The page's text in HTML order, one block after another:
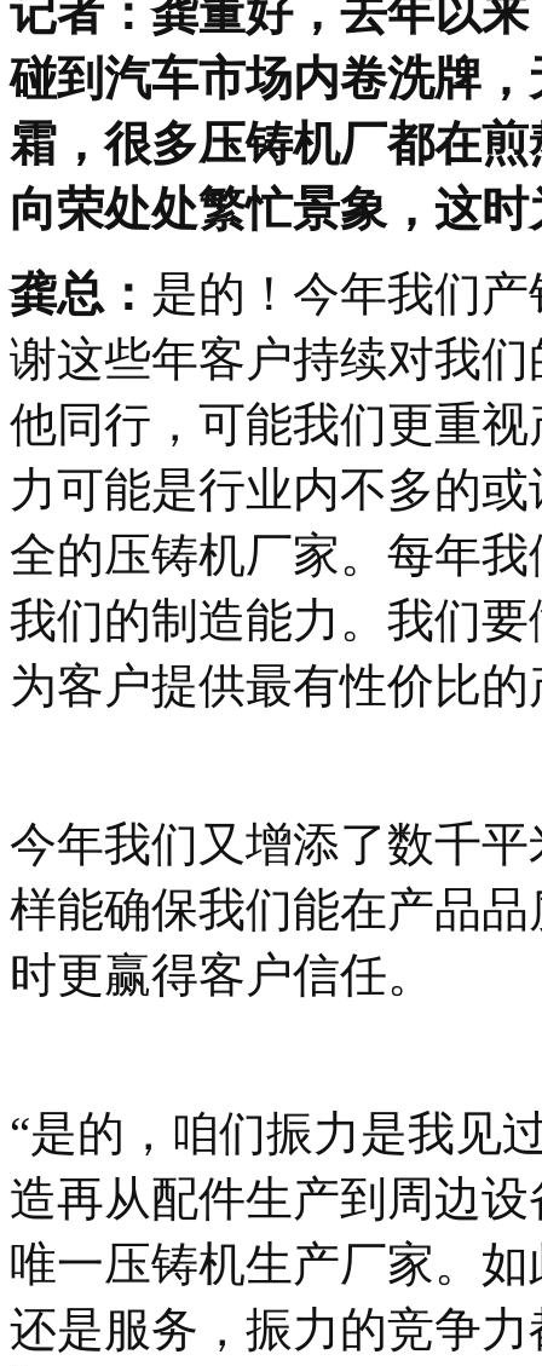
记者：龚董好，去年以
碰到汽车市场内卷洗牌
霜，很多压铸机厂都在
向荣处处繁忙景象，这时
龚总： 是的！今年我们
谢这些年客户持续对我
他同行，可能我们更重
力可能是行业内不多的
全的压铸机厂家。每年
我们的制造能力。我们
为客户提供最有性价比
今年我们又增添了数千
样能确保我们能在产品
时更赢得客户信任。
“是的，咱们振力是我见
造再从配件生产到周边
唯一压铸机生产厂家。
还是服务，振力的竞争